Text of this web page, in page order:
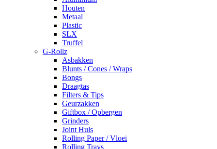
Houten
Metaal
Plastic
SLX
Truffel
G-Rollz
Asbakken
Blunts / Cones / Wraps
Bongs
Draagtas
Filters & Tips
Geurzakken
Giftbox / Opbergen
Grinders
Joint Huls
Rolling Paper / Vloei
Rolling Trays